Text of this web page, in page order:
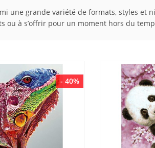
une grande variété de formats, styles et
ou à s’offrir pour un moment hors du
- 40%